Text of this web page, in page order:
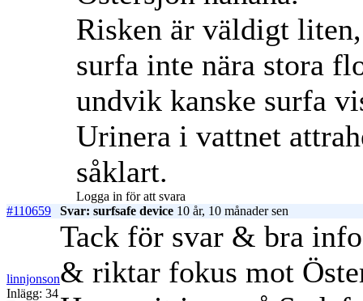
Risken är väldigt
surfa inte nära stora
undvik kanske surfa
Urinera i vattnet
såklart.
Logga in för att svara
#110659
Svar: surfsafe device 10 år, 10 månader sen
linnjonson
Inlägg: 34
Tack för svar & bra
& riktar fokus mot